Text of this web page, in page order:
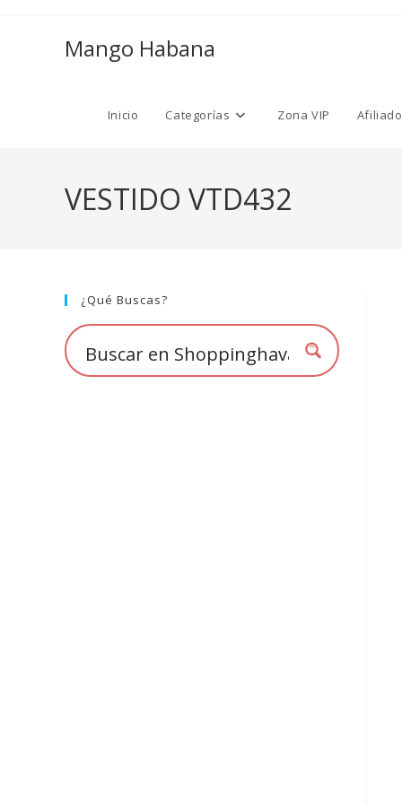
Mango Habana
Inicio Categorías Zona VIP
VESTIDO VTD432
¿Qué Buscas?